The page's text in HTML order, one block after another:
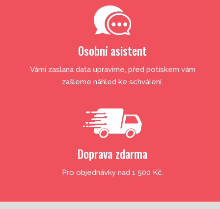
Osobní asistent
Vámi zaslaná data upravíme, před potiskem vám
zašleme náhled ke schválení.
Doprava zdarma
Pro objednávky nad 1 500 Kč.